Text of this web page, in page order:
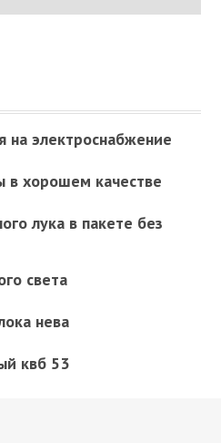
на электроснабжение
в хорошем качестве
лука в пакете без
света
нева
квб 53